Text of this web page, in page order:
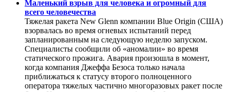
Маленький взрыв для человека и огромный для
всего человечества
Тяжелая ракета New Glenn компании Blue Origin (США)
взорвалась во время огневых испытаний перед
запланированным на следующую неделю запуском.
Специалисты сообщили об «аномалии» во время
статического прожига. Авария произошла в момент,
когда компания Джеффа Безоса только начала
приближаться к статусу второго полноценного
оператора тяжелых частично многоразовых ракет после